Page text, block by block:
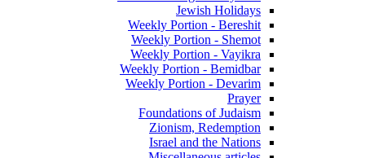
Jewish Holidays
Weekly Portion - Bereshit
Weekly Portion - Shemot
Weekly Portion - Vayikra
Weekly Portion - Bemidbar
Weekly Portion - Devarim
Prayer
Foundations of Judaism
Zionism, Redemption
Israel and the Nations